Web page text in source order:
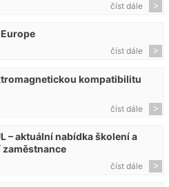
číst dále
číst dále
kompatibilitu
číst dále
– aktuální nabídka školení a
číst dále